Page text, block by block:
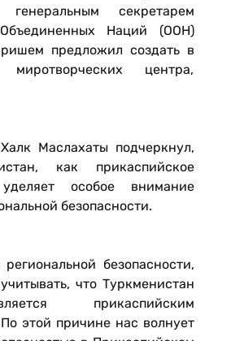
секретарем
Наций (ООН)
предложил создать в
центра,
Маслахаты подчеркнул,
как прикаспийское
уделяет особое внимание
безопасности.
безопасности,
что Туркменистан
прикаспийским
этой причине нас волнует